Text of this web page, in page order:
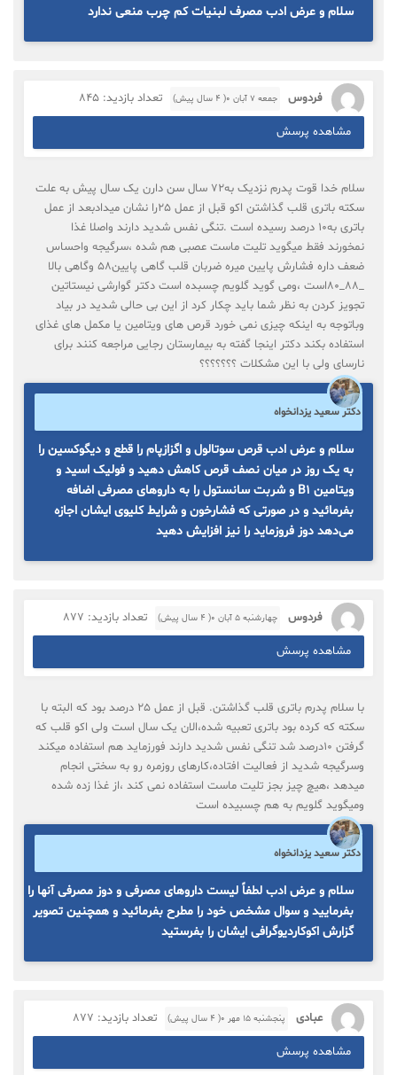
سلام و عرض ادب مصرف لبنیات کم چرب منعی ندارد
فردوس جمعه ۷ آبان ۰( 4 سال پیش) تعداد بازدید: 845
مشاهده پرسش
سلام خدا قوت پدرم نزدیک به۷۲ سال سن دارن یک سال پیش به علت
سکته باتری قلب گذاشتن اکو قبل از عمل ۲۵را نشان میدادبعد از عمل
باتری به۱۰ درصد رسیده است .تنگی نفس شدید دارند واصلا غذا
نمخورند فقط میگوید تلیت ماست عصبی هم شده ،سرگیجه واحساس
ضعف داره فشارش پایین میره ضربان قلب گاهی پایین۵۸ وگاهی بالا
_۸۸_۸۰است ،ومی گوید گلویم چسبده است دکتر گوارشی نیستاتین
تجویز کردن به نظر شما باید چکار کرد از این بی حالی شدید در بیاد
وباتوجه به اینکه چیزی نمی خورد قرص های ویتامین یا مکمل های غذای
استفاده بکند دکتر اینجا گفته به بیمارستان رجایی مراجعه کنند برای
نارسای ولی با این مشکلات ؟؟؟؟؟؟؟
دکتر سعید یزدانخواه
سلام و عرض ادب قرص سوتالول و اگزازپام را قطع و دیگوکسین را
به یک روز در میان نصف قرص کاهش دهید و فولیک اسید و
ویتامین B1 و شربت سانستول را به داروهای مصرفی اضافه
بفرمائید و در صورتی که فشارخون و شرایط کلیوی ایشان اجازه
می‌دهد دوز فروزماید را نیز افزایش دهید
فردوس چهارشنبه ۵ آبان ۰( 4 سال پیش) تعداد بازدید: 877
مشاهده پرسش
با سلام پدرم باتری قلب گذاشتن. قبل از عمل ۲۵ درصد بود که البته با
سکته که کرده بود باتری تعبیه شده،الان یک سال است ولی اکو قلب که
گرفتن ۱۰درصد شد تنگی نفس شدید دارند فورزماید هم استفاده میکند
وسرگیجه شدید از فعالیت افتاده،کارهای روزمره رو به سختی انجام
میدهد ،هیچ چیز بجز تلیت ماست استفاده نمی کند ،از غذا زده شده
ومیگوید گلویم به هم چسبیده است
دکتر سعید یزدانخواه
سلام و عرض ادب لطفاً لیست داروهای مصرفی و دوز مصرفی آنها را
بفرمایید و سوال مشخص خود را مطرح بفرمائید و همچنین تصویر
گزارش اکوکاردیوگرافی ایشان را بفرستید
عبادی پنجشنبه ۱۵ مهر ۰( 4 سال پیش) تعداد بازدید: 877
مشاهده پرسش